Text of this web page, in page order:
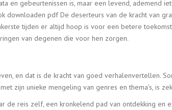
en gebeurtenissen is, maar een levend, ademend
downloaden pdf De deserteurs van de kracht van
tijden er altijd hoop is voor een betere
van degenen die voor hen zorgen.
en dat is de kracht van goed verhalenvertellen.
zijn unieke mengeling van genres en thema’s, is
de reis zelf, een kronkelend pad van ontdekking